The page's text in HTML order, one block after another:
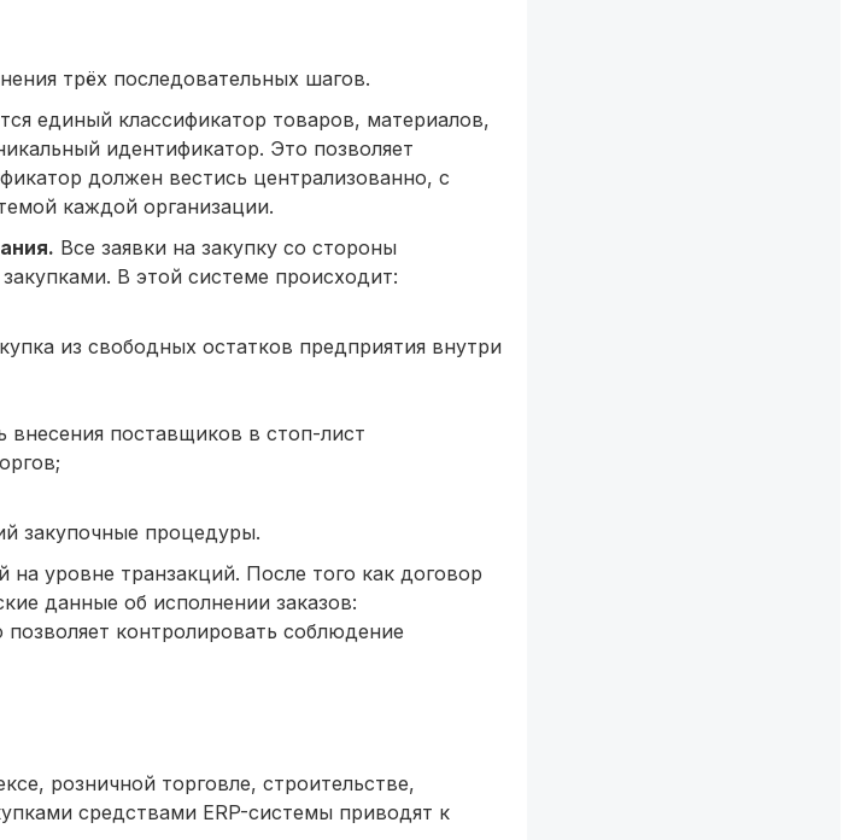
трёх последовательных шагов.
единый классификатор товаров, материалов,
идентификатор. Это позволяет
должен вестись централизованно, с
каждой организации.
Все заявки на закупку со стороны
В этой системе происходит:
из свободных остатков предприятия внутри
поставщиков в стоп-лист
закупочные процедуры.
на уровне транзакций. После того как договор
данные об исполнении заказов:
контролировать соблюдение
розничной торговле, строительстве,
средствами ERP-системы приводят к